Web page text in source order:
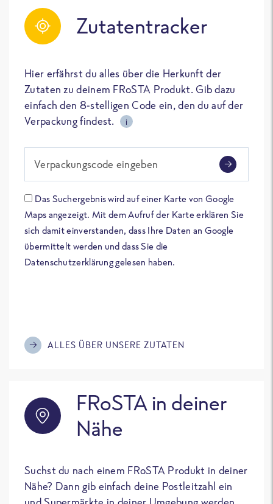
Zutatentracker
Hier erfährst du alles über die Herkunft der
Zutaten zu deinem FRoSTA Produkt. Gib dazu
einfach den 8-stelligen Code ein, den du auf der
Verpackung findest.
i
Verpackungscode eingeben
Das Suchergebnis wird auf einer Karte von Google
Maps angezeigt. Mit dem Aufruf der Karte erklären Sie
sich damit einverstanden, dass Ihre Daten an Google
übermittelt werden und dass Sie die
Datenschutzerklärung gelesen haben.
ALLES ÜBER UNSERE ZUTATEN
FRoSTA in deiner
Nähe
Suchst du nach einem FRoSTA Produkt in deiner
Nähe? Dann gib einfach deine Postleitzahl ein